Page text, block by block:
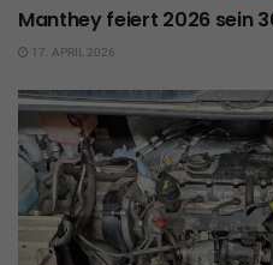
Manthey feiert 2026 sein
17. APRIL 2026